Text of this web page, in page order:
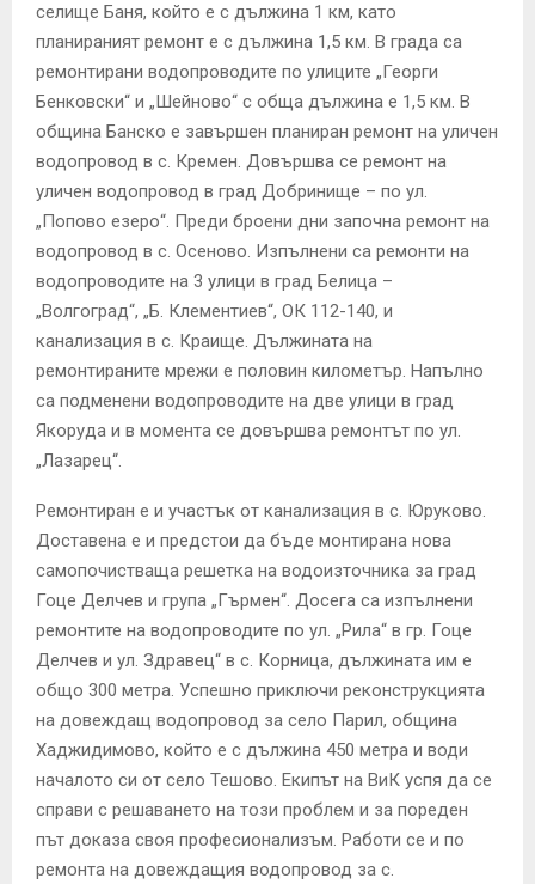
селище Баня, който е с дължина 1 км, като
планираният ремонт е с дължина 1,5 км. В града са
ремонтирани водопроводите по улиците „Георги
Бенковски“ и „Шейново“ с обща дължина е 1,5 км. В
община Банско е завършен планиран ремонт на уличен
водопровод в с. Кремен. Довършва се ремонт на
уличен водопровод в град Добринище – по ул.
„Попово езеро“. Преди броени дни започна ремонт на
водопровод в с. Осеново. Изпълнени са ремонти на
водопроводите на 3 улици в град Белица –
„Волгоград“, „Б. Клементиев“, ОК 112-140, и
канализация в с. Краище. Дължината на
ремонтираните мрежи е половин километър. Напълно
са подменени водопроводите на две улици в град
Якоруда и в момента се довършва ремонтът по ул.
„Лазарец“.
Ремонтиран е и участък от канализация в с. Юруково.
Доставена е и предстои да бъде монтирана нова
самопочистваща решетка на водоизточника за град
Гоце Делчев и група „Гърмен“. Досега са изпълнени
ремонтите на водопроводите по ул. „Рила“ в гр. Гоце
Делчев и ул. Здравец“ в с. Корница, дължината им е
общо 300 метра. Успешно приключи реконструкцията
на довеждащ водопровод за село Парил, община
Хаджидимово, който е с дължина 450 метра и води
началото си от село Тешово. Екипът на ВиК успя да се
справи с решаването на този проблем и за пореден
път доказа своя професионализъм. Работи се и по
ремонта на довеждащия водопровод за с.